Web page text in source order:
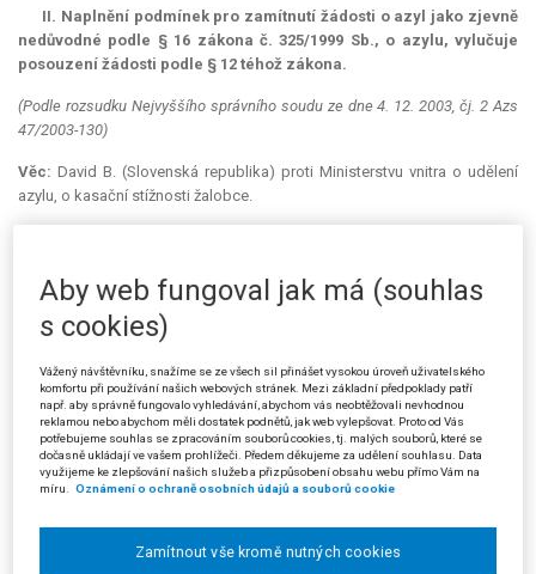
II. Naplnění podmínek pro zamítnutí žádosti o azyl jako zjevně
nedůvodné podle § 16 zákona č. 325/1999 Sb., o azylu, vylučuje
posouzení žádosti podle § 12 téhož zákona.
(Podle rozsudku Nejvyššího správního soudu ze dne 4. 12. 2003, čj. 2 Azs
47/2003-130)
Věc: David B. (Slovenská republika) proti Ministerstvu vnitra o udělení
azylu, o kasační stížnosti žalobce.
a současně mu neudělilo azyl ani podle § 13 odst. 1 a 2 a § 14 zákona o
azylu. Zároveň vyslovilo, že se na žalobce nevztahuje překážka
vycestování ve smyslu § 91 zákona o azylu.
Městský soud v Praze zamítl žalobu proti rozhodnutí správního
orgánu kasační stížností napadeným rozsudkem ze dne 24. 3. 2003.
Žalobce (dále jen „stěžovatel“) v kasační stížnosti namítal, že
rozhodnutí soudu je nepřezkoumatelné pro nesrozumitelnost a že
spočívá na nesprávném posouzení právní otázky soudem v
žádosti o azyl jako zjevně nedůvodné a nerozhodoval již vůbec podle §
Aby web fungoval jak má (souhlas
s cookies)
Vážený návštěvníku, snažíme se ze všech sil přinášet vysokou úroveň uživatelského
komfortu při používání našich webových stránek. Mezi základní předpoklady patří
např. aby správně fungovalo vyhledávání, abychom vás neobtěžovali nevhodnou
reklamou nebo abychom měli dostatek podnětů, jak web vylepšovat. Proto od Vás
potřebujeme souhlas se zpracováním souborů cookies, tj. malých souborů, které se
dočasně ukládají ve vašem prohlížeči. Předem děkujeme za udělení souhlasu. Data
využijeme ke zlepšování našich služeb a přizpůsobení obsahu webu přímo Vám na
míru.
Oznámení o ochraně osobních údajů a souborů cookie
Zamítnout vše kromě nutných cookies